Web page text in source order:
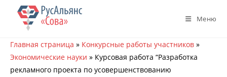
Перейти
содержимому
Меню
Главная страница » Конкурсные работы участников »
Экономические науки » Курсовая работа “Разработка
рекламного проекта по усовершенствованию